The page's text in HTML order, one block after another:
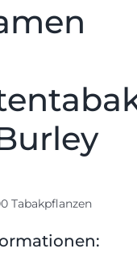
Tabakpflanzen